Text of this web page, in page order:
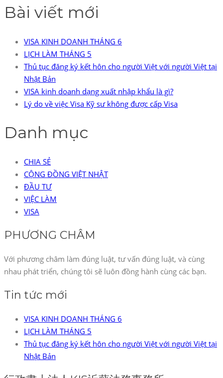
cho:
Bài viết mới
VISA KINH DOANH THÁNG 6
LỊCH LÀM THÁNG 5
Thủ tục đăng ký kết hôn cho người Việt với người Việt tại
Nhật Bản
VISA kinh doanh dạng xuất nhập khẩu là gì?
Lý do về việc Visa Kỹ sư không được cấp Visa
Danh mục
CHIA SẺ
CỘNG ĐỒNG VIỆT NHẬT
ĐẦU TƯ
VIỆC LÀM
VISA
PHƯƠNG CHÂM
Với phương châm làm đúng luật, tư vấn đúng luật, và cùng
nhau phát triển, chúng tôi sẽ luôn đồng hành cùng các bạn.
Tin tức mới
VISA KINH DOANH THÁNG 6
LỊCH LÀM THÁNG 5
Thủ tục đăng ký kết hôn cho người Việt với người Việt tại
Nhật Bản